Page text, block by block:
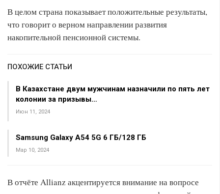
В целом страна показывает положительные результаты,
что говорит о верном направлении развития
накопительной пенсионной системы.
ПОХОЖИЕ СТАТЬИ
В Казахстане двум мужчинам назначили по пять лет
колонии за призывы…
Июн 11, 2024
Samsung Galaxy A54 5G 6 ГБ/128 ГБ
Мар 10, 2024
В отчёте Allianz акцентируется внимание на вопросе